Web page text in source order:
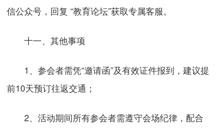
信公众号，回复 “教育论坛”获取专属客服。
十一、其他事项
1、参会者需凭“邀请函”及有效证件报到，建议提
前10天预订往返交通；
2、活动期间所有参会者需遵守会场纪律，配合